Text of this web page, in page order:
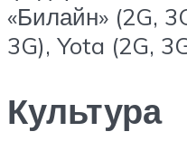
«Билайн» (2G,
3G), Yota (2G,
Культура